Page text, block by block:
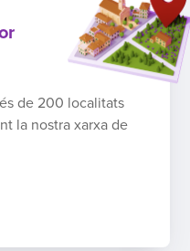
de 200 localitats
la nostra xarxa de